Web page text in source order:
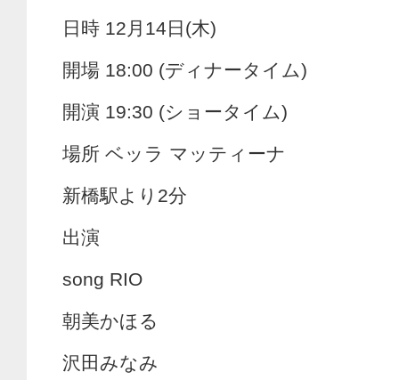
日時 12月14日(木)
開場 18:00 (ディナータイム)
開演 19:30 (ショータイム)
場所 ベッラ マッティーナ
新橋駅より2分
出演
song RIO
朝美かほる
沢田みなみ